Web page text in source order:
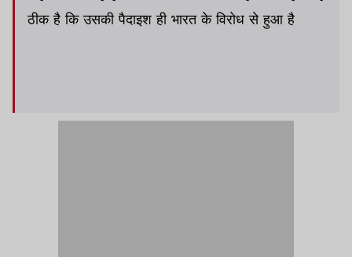
ठीक है कि उसकी पैदाइश ही भारत के विरोध से हुआ है